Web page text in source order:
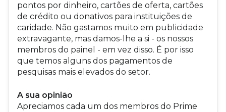
pontos por dinheiro, cartões de oferta, cartões
de crédito ou donativos para instituições de
caridade. Não gastamos muito em publicidade
extravagante, mas damos-lhe a si - os nossos
membros do painel - em vez disso. É por isso
que temos alguns dos pagamentos de
pesquisas mais elevados do setor.
A sua opinião
Apreciamos cada um dos membros do Prime